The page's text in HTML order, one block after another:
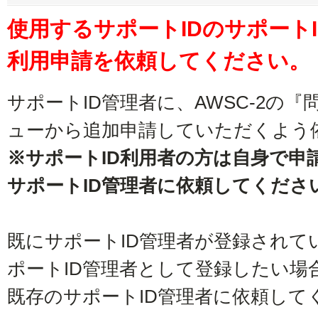
使用するサポートIDのサポー
利用申請を依頼してください。
サポートID管理者に、AWSC-2の『
ューから追加申請していただくよ
※サポートID利用者の方は自身で申
サポートID管理者に依頼してくださ
既にサポートID管理者が登録され
ポートID管理者として登録したい場
既存のサポートID管理者に依頼して